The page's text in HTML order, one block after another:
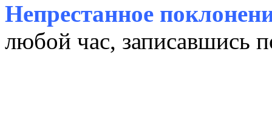
Непрестанное
любой час, записавшись